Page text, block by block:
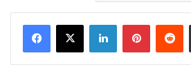
LinkedInPinterest